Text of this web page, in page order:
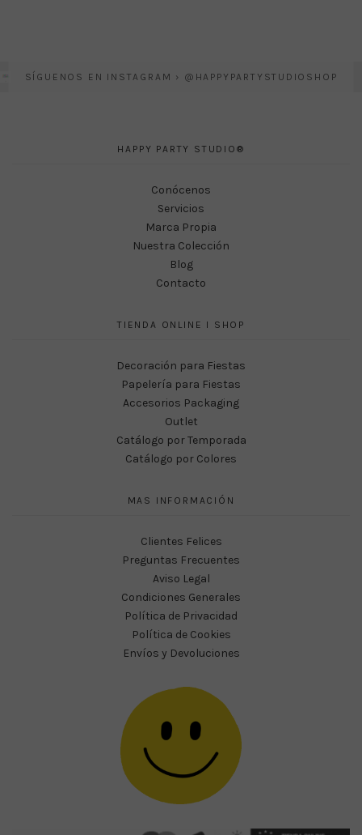
SÍGUENOS EN INSTAGRAM › @HAPPYPARTYSTUDIOSHOP
HAPPY PARTY STUDIO®
Conócenos
Servicios
Marca Propia
Nuestra Colección
Blog
Contacto
TIENDA ONLINE I SHOP
Decoración para Fiestas
Papelería para Fiestas
Accesorios Packaging
Outlet
Catálogo por Temporada
Catálogo por Colores
MAS INFORMACIÓN
Clientes Felices
Preguntas Frecuentes
Aviso Legal
Condiciones Generales
Política de Privacidad
Política de Cookies
Envíos y Devoluciones